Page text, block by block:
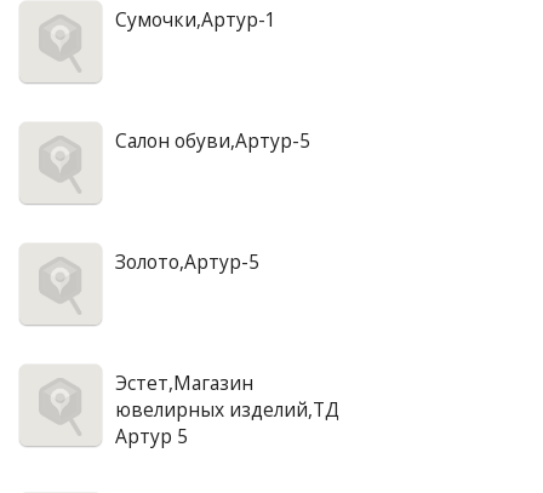
Сумочки,Артур-1
Салон обуви,Артур-5
Золото,Артур-5
Эстет,Магазин
ювелирных изделий,ТД
Артур 5